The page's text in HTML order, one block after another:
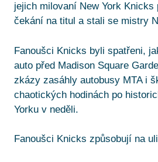
jejich milovaní New York Knicks
čekání na titul a stali se mistry
Fanoušci Knicks byli spatřeni,
auto před Madison Square
zkázy zasáhly autobusy MTA i
chaotických hodinách po
Yorku v neděli.
Fanoušci Knicks způsobují na